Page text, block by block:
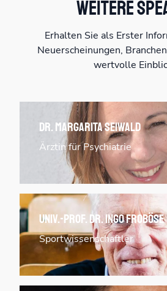
Weitere
Erhalten Sie als Erster
Neuerscheinungen,
wertvolle
Dr. Margarita Seiwald
Ärztin für Psychiatrie
Univ.-Prof. Dr. Ingo Froböse
Sportwissenschaftler